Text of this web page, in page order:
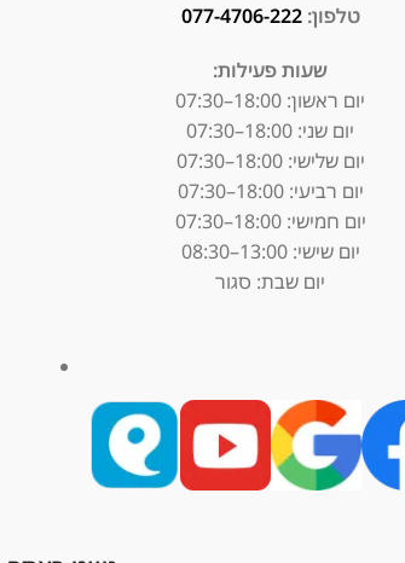
טלפון:077-4706-222
שעות פעילות:
יום ראשון:18:00–07:30
יום שני: 18:00–07:30
יום שלישי: 18:00–07:30
יום רביעי: 18:00–07:30
יום חמישי: 18:00–07:30
יום שישי: 13:00–08:30
יום שבת: סגור